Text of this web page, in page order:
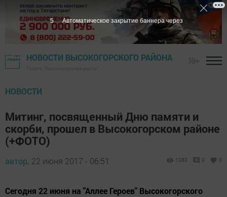
НОВОСТИ ВЫСОКОГОРСКОГО РАЙОНА
НОВОСТИ
Митинг, посвященный Дню памяти и
скорби, прошел в Высокогорском районе
(+ФОТО)
автор, 22 июня 2017 - 06:51 1283 0 0
Сегодня 22 июня на "Аллее Героев" Высокогорского
4 Автоматическое закрытие баннера через